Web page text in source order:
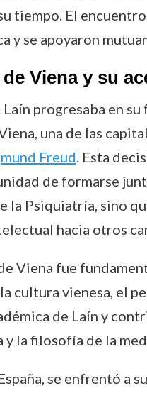
tiempo. El
y se apoyaron
Viena y su
progresaba en
una de las
Freud. Esta
de formarse
la Psiquiatría, sino
hacia otros
Viena fue
cultura vienesa, el
de Laín y
y la filosofía de la
se enfrentó a